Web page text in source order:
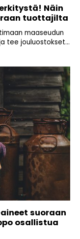
Näin
tuottajilta
maaseudun
tee jouluostokset...
suoraan
osallistua